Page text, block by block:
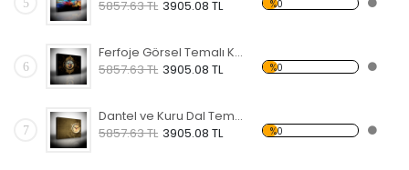
5
5857.63 TL 3905.08 TL %0
6
Ferfoje Görsel Temalı Kanvas Saat
5857.63 TL 3905.08 TL %0
7
Dantel ve Kuru Dal Temalı Kanvas Saat
5857.63 TL 3905.08 TL %0